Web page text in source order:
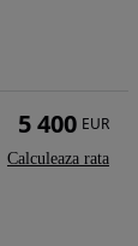
5 400 EUR
Calculeaza rata